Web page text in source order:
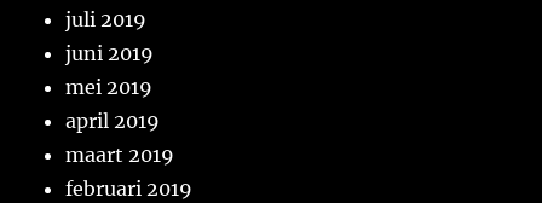
juli 2019
juni 2019
mei 2019
april 2019
maart 2019
februari 2019